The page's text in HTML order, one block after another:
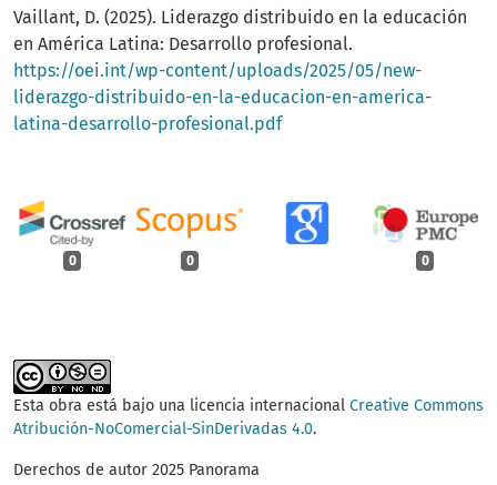
0 0 0
Vaillant, D. (2025). Liderazgo distribuido en la educación
en América Latina: Desarrollo profesional.
https://oei.int/wp-content/uploads/2025/05/new-
liderazgo-distribuido-en-la-educacion-en-america-
latina-desarrollo-profesional.pdf
Esta obra está bajo una licencia internacional Creative Commons
Atribución-NoComercial-SinDerivadas 4.0.
Derechos de autor 2025 Panorama